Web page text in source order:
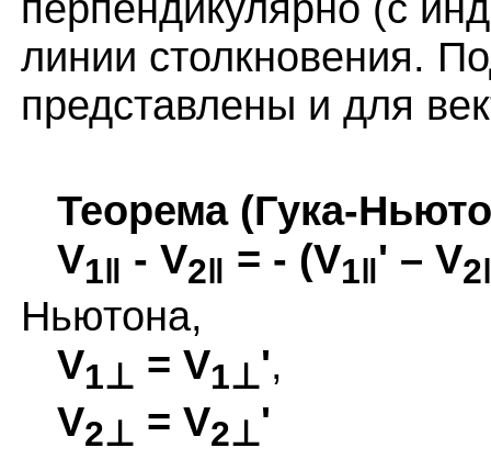
линии столкновения.
представлены и для
Теорема (Гука-
V1‖ - V2‖ = - (V1‖' – V
Ньютона,
V1⊥ = V1⊥',
V2⊥ = V2⊥'